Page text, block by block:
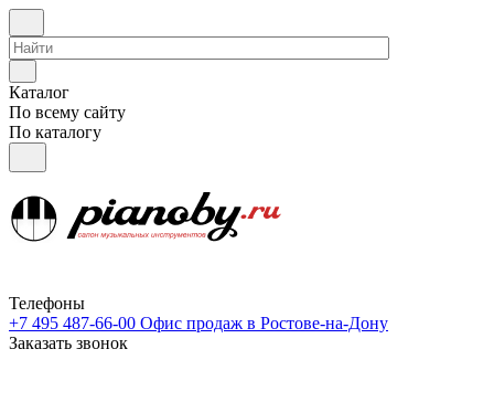
Каталог
По всему сайту
По каталогу
Телефоны
+7 495 487-66-00 Офис продаж в Ростове-на-Дону
Заказать звонок